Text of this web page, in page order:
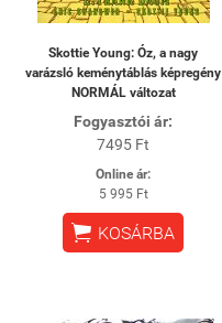
Skottie Young: Óz, a nagy
varázsló keménytáblás képregény
NORMÁL változat
Fogyasztói ár:
7495 Ft
Online ár:
5 995 Ft
 KOSÁRBA